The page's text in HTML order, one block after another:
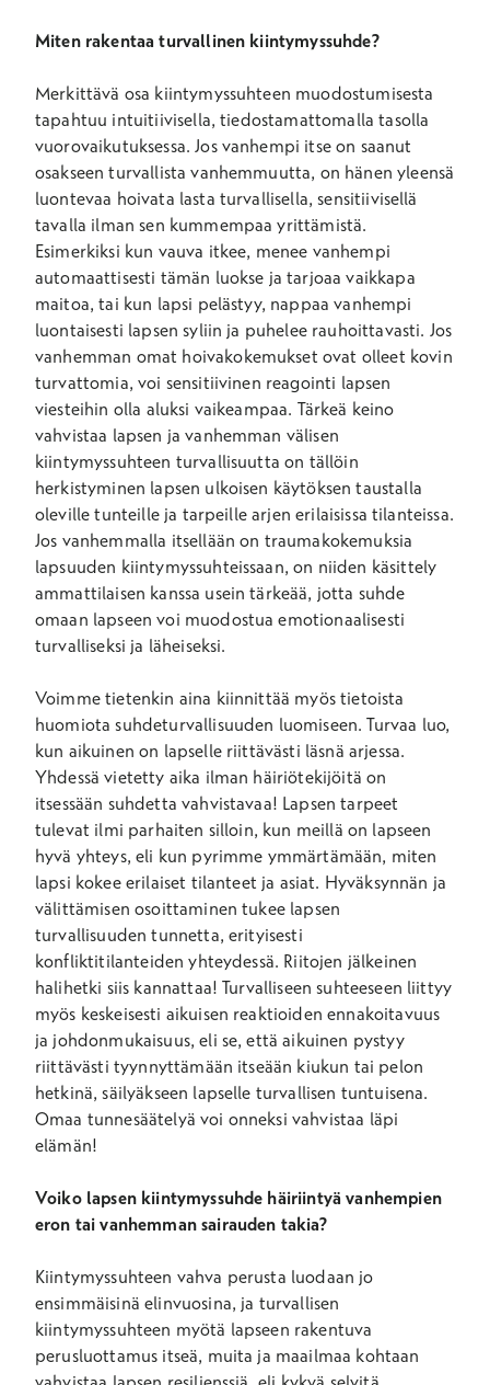
Miten rakentaa turvallinen kiintymyssuhde?
Merkittävä osa kiintymyssuhteen muodostumisesta
tapahtuu intuitiivisella, tiedostamattomalla tasolla
vuorovaikutuksessa. Jos vanhempi itse on saanut
osakseen turvallista vanhemmuutta, on hänen yleensä
luontevaa hoivata lasta turvallisella, sensitiivisellä
tavalla ilman sen kummempaa yrittämistä.
Esimerkiksi kun vauva itkee, menee vanhempi
automaattisesti tämän luokse ja tarjoaa vaikkapa
maitoa, tai kun lapsi pelästyy, nappaa vanhempi
luontaisesti lapsen syliin ja puhelee rauhoittavasti. Jos
vanhemman omat hoivakokemukset ovat olleet kovin
turvattomia, voi sensitiivinen reagointi lapsen
viesteihin olla aluksi vaikeampaa. Tärkeä keino
vahvistaa lapsen ja vanhemman välisen
kiintymyssuhteen turvallisuutta on tällöin
herkistyminen lapsen ulkoisen käytöksen taustalla
oleville tunteille ja tarpeille arjen erilaisissa tilanteissa.
Jos vanhemmalla itsellään on traumakokemuksia
lapsuuden kiintymyssuhteissaan, on niiden käsittely
ammattilaisen kanssa usein tärkeää, jotta suhde
omaan lapseen voi muodostua emotionaalisesti
turvalliseksi ja läheiseksi.
Voimme tietenkin aina kiinnittää myös tietoista
huomiota suhdeturvallisuuden luomiseen. Turvaa luo,
kun aikuinen on lapselle riittävästi läsnä arjessa.
Yhdessä vietetty aika ilman häiriötekijöitä on
itsessään suhdetta vahvistavaa! Lapsen tarpeet
tulevat ilmi parhaiten silloin, kun meillä on lapseen
hyvä yhteys, eli kun pyrimme ymmärtämään, miten
lapsi kokee erilaiset tilanteet ja asiat. Hyväksynnän ja
välittämisen osoittaminen tukee lapsen
turvallisuuden tunnetta, erityisesti
konfliktitilanteiden yhteydessä. Riitojen jälkeinen
halihetki siis kannattaa! Turvalliseen suhteeseen liittyy
myös keskeisesti aikuisen reaktioiden ennakoitavuus
ja johdonmukaisuus, eli se, että aikuinen pystyy
riittävästi tyynnyttämään itseään kiukun tai pelon
hetkinä, säilyäkseen lapselle turvallisen tuntuisena.
Omaa tunnesäätelyä voi onneksi vahvistaa läpi
elämän!
Voiko lapsen kiintymyssuhde häiriintyä vanhempien
eron tai vanhemman sairauden takia?
Kiintymyssuhteen vahva perusta luodaan jo
ensimmäisinä elinvuosina, ja turvallisen
kiintymyssuhteen myötä lapseen rakentuva
perusluottamus itseä, muita ja maailmaa kohtaan